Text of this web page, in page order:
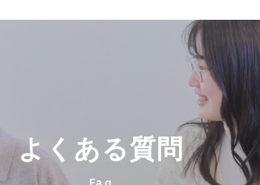
よくある質問